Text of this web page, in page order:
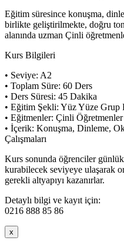
Eğitim süresince konuşma,
birlikte geliştirilmekte, doğru
alanında uzman Çinli
Kurs Bilgileri
• Seviye: A2
• Toplam Süre: 60 Ders
• Ders Süresi: 45 Dakika
• Eğitim Şekli: Yüz Yüze Grup
• Eğitmenler: Çinli Öğretmenler
• İçerik: Konuşma, Dinleme,
Çalışmaları
Kurs sonunda öğrenciler
kurabilecek seviyeye ulaşarak
gerekli altyapıyı kazanırlar.
Detaylı bilgi ve kayıt için:
0216 888 85 86
x